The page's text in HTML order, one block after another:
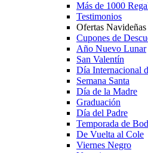
Más de 1000
Testimonios
Ofertas Navideñas
Cupones de
Año Nuevo Lunar
San Valentín
Día Internacional
Semana Santa
Día de la Madre
Graduación
Día del Padre
Temporada de
De Vuelta al Cole
Viernes Negro